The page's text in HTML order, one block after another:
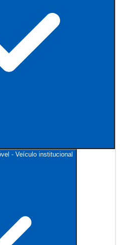
- Veículo institucional